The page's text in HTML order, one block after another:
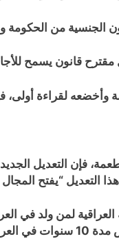
الجنسية من الحكومة
قانون يسمح
وأخضعه لقراءة
فإن التعديل
التعديل “يفتح
لمن ولد في